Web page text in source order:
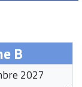
B
2027